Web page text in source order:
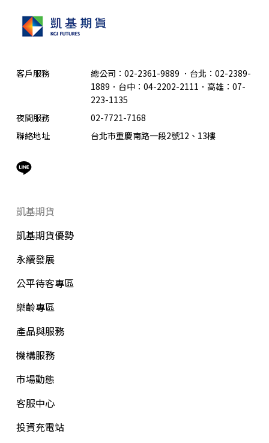
客戶服務 總公司：02-2361-9889 ． 台北：02-2389-
1889．台中：04-2202-2111．高雄：07-
223-1135
夜間服務
02-7721-7168
聯絡地址
台北市重慶南路一段2號12、13樓
凱基期貨
凱基期貨優勢
永續發展
公平待客專區
樂齡專區
產品與服務
機構服務
市場動態
客服中心
投資充電站